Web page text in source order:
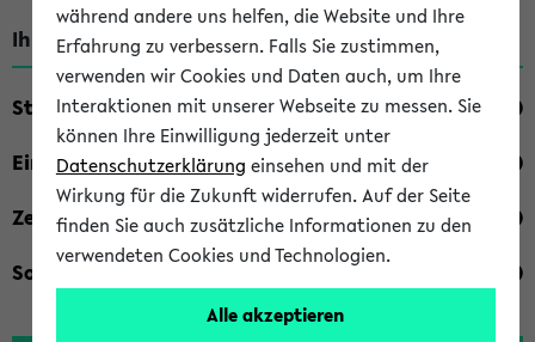
Ihre Suchkriterien:
Studienfach
Einrichtung
Zeiten
Sonstiges
während andere uns helfen, die Website und Ihre
Erfahrung zu verbessern. Falls Sie zustimmen,
verwenden wir Cookies und Daten auch, um Ihre
Interaktionen mit unserer Webseite zu messen. Sie
können Ihre Einwilligung jederzeit unter
Datenschutzerklärung einsehen und mit der
Wirkung für die Zukunft widerrufen. Auf der Seite
finden Sie auch zusätzliche Informationen zu den
verwendeten Cookies und Technologien.
Alle akzeptieren